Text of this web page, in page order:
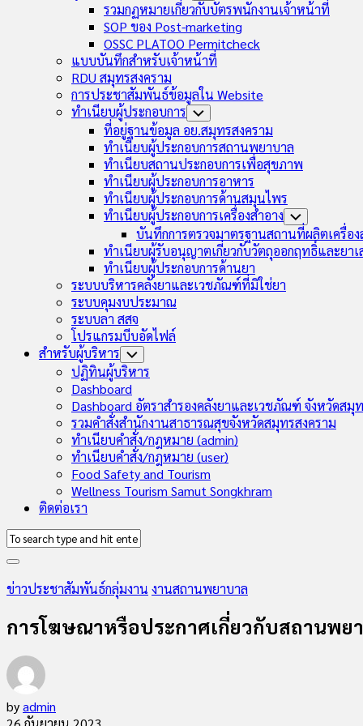
Child
Menu
รวมกฏหมายเกี่ยวกับบัตรพนักงานเจ้าหน้าที่
SOP ของ Post-marketing
OSSC PLATOO Permitcheck
แบบบันทึกสำหรับเจ้าหน้าที่
RDU สมุทรสงคราม
การประชาสัมพันธ์ข้อมูลใน Website
ทำเนียบผู้ประกอบการ Toggle
Child
Menu
ที่อยู่ฐานข้อมูล อย.สมุทรสงคราม
ทำเนียบผู้ประกอบการสถานพยาบาล
ทำเนียบสถานประกอบการเพื่อสุขภาพ
ทำเนียบผู้ประกอบการอาหาร
ทำเนียบผู้ประกอบการด้านสมุนไพร
ทำเนียบผู้ประกอบการเครื่องสำอาง Toggle
Child
Menu
บันทึกการตรวจมาตรฐานสถานที่ผลิตเครื่อง
ทำเนียบผู้รับอนุญาตเกี่ยวกับวัตถุออกฤทธิ์และยา
ทำเนียบผู้ประกอบการด้านยา
ระบบบริหารคลังยาและเวชภัณฑ์ที่มิใช่ยา
ระบบคุมงบประมาณ
ระบบลา สสจ
โปรแกรมบีบอัดไฟล์
สำหรับผู้บริหาร Toggle
Child
Menu
ปฏิทินผู้บริหาร
Dashboard
Dashboard อัตราสำรองคลังยาและเวชภัณฑ์ จังหวัดสมุ
รวมคำสั่งสำนักงานสาธารณสุขจังหวัดสมุทรสงคราม
ทำเนียบคำสั่ง/กฎหมาย (admin)
ทำเนียบคำสั่ง/กฎหมาย (user)
Food Safety and Tourism
Wellness Tourism Samut Songkhram
ติดต่อเรา
ข่าวประชาสัมพันธ์กลุ่มงาน งานสถานพยาบาล
การโฆษณาหรือประกาศเกี่ยวกับสถานพย
byadmin